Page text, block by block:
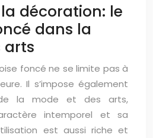
décoration: le
dans la
arts
foncé ne se limite pas à
Il s’impose également
la mode et des arts,
intemporel et sa
est aussi riche et